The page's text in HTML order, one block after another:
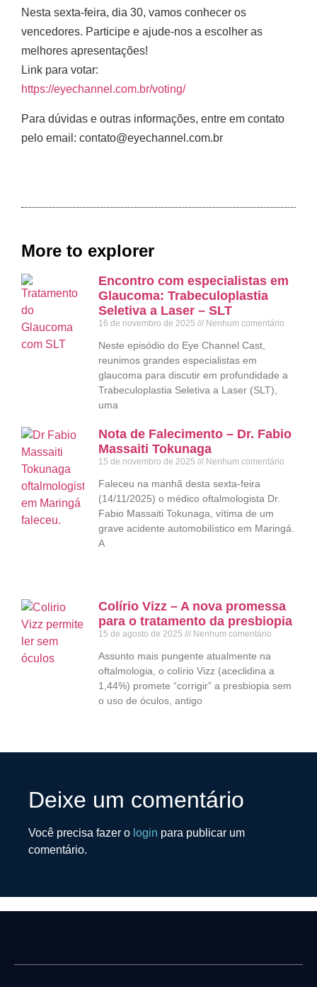
Nesta sexta-feira, dia 30, vamos conhecer os
vencedores. Participe e ajude-nos a escolher as
melhores apresentações!
Link para votar:
https://eyechannel.com.br/voting/
Para dúvidas e outras informações, entre em contato
pelo email: contato@eyechannel.com.br
More to explorer
Encontro com especialistas em
Glaucoma: Trabeculoplastia
Seletiva a Laser – SLT
16 de novembro de 2025 Nenhum comentário
Neste episódio do Eye Channel Cast,
reunimos grandes especialistas em
glaucoma para discutir em profundidade a
Trabeculoplastia Seletiva a Laser (SLT),
uma
Nota de Falecimento – Dr. Fabio
Massaiti Tokunaga
15 de novembro de 2025 Nenhum comentário
Faleceu na manhã desta sexta-feira
(14/11/2025) o médico oftalmologista Dr.
Fabio Massaiti Tokunaga, vítima de um
grave acidente automobilístico em Maringá.
A
Colírio Vizz – A nova promessa
para o tratamento da presbiopia
15 de agosto de 2025 Nenhum comentário
Assunto mais pungente atualmente na
oftalmologia, o colírio Vizz (aceclidina a
1,44%) promete “corrigir” a presbiopia sem
o uso de óculos, antigo
Deixe um comentário
Você precisa fazer o login para publicar um
comentário.